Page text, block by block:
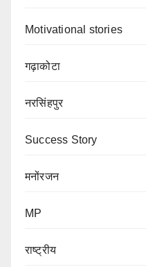
Motivational stories
गढ़ाकोटा
नरसिंहपुर
Success Story
मनोंरजन
MP
राष्ट्रीय